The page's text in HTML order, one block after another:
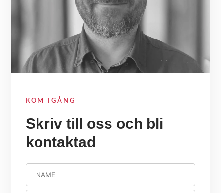
KOM IGÅNG
Skriv till oss och bli
kontaktad